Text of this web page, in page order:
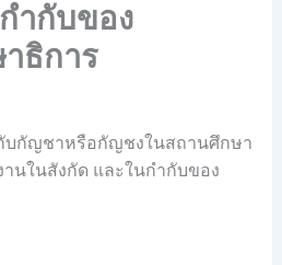
ำกับของ
ธิการ
บกัญชาหรือกัญชงในสถานศึกษา
นในสังกัด และในกำกับของ